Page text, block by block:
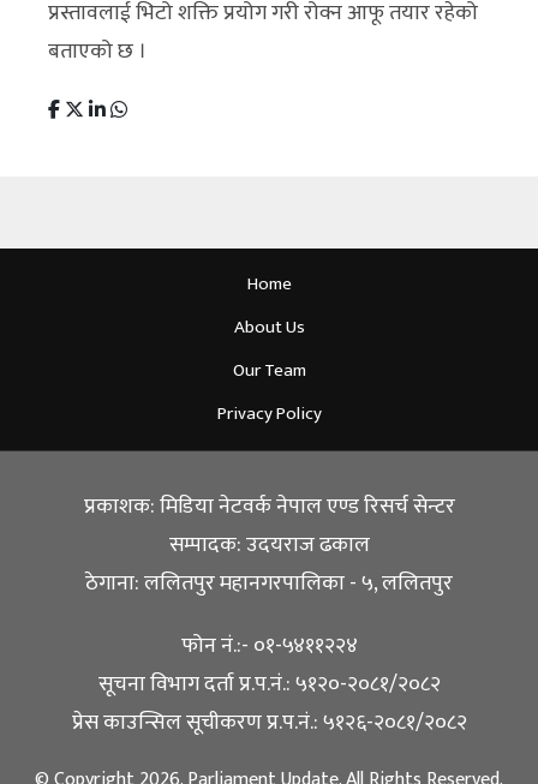
प्रस्तावलाई भिटो शक्ति प्रयोग गरी रोक्न आफू तयार रहेको
बताएको छ ।
Home
About Us
Our Team
Privacy Policy
प्रकाशक: मिडिया नेटवर्क नेपाल एण्ड रिसर्च सेन्टर
सम्पादक: उदयराज ढकाल
ठेगाना: ललितपुर महानगरपालिका - ५, ललितपुर
फोन नं.:- ०१-५४११२२४
सूचना विभाग दर्ता प्र.प.नं.: ५१२०-२०८१/२०८२
प्रेस काउन्सिल सूचीकरण प्र.प.नं.: ५१२६-२०८१/२०८२